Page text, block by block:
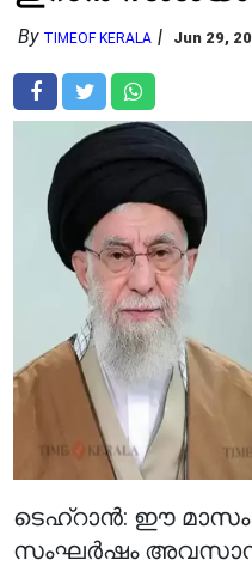
By TIMEOF KERALA Jun 29,
ടെഹ്‌റാൻ: ഈ മാസം
സംഘർഷം